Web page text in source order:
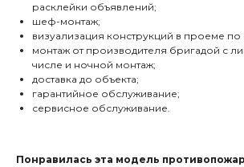
расклейки объявлений;
шеф-монтаж;
визуализация конструкций в проеме по
монтаж от производителя бригадой с
числе и ночной монтаж;
доставка до объекта;
гарантийное обслуживание;
сервисное обслуживание.
Понравилась эта модель